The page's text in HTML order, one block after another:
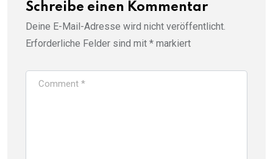
Schreibe einen Kommentar
Deine E-Mail-Adresse wird nicht veröffentlicht.
Erforderliche Felder sind mit * markiert